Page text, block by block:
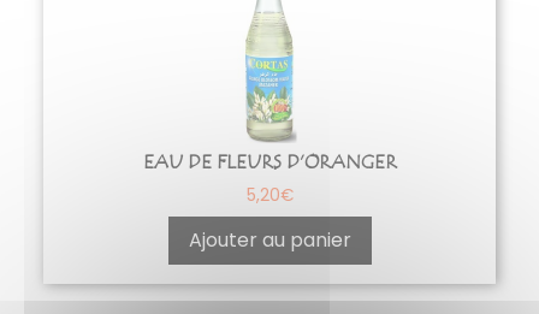
EAU DE FLEURS D’ORANGER
5,20€
Ajouter au panier